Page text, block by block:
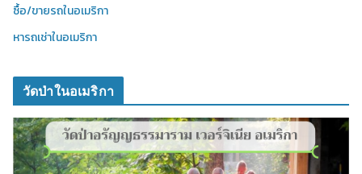
ซื้อ/ขายรถในอเมริกา
หารถเช่าในอเมริกา
วัดป่าในอเมริกา